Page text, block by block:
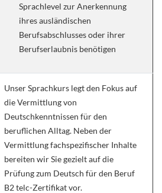
Sprachlevel zur Anerkennung
ihres ausländischen
Berufsabschlusses oder ihrer
Berufserlaubnis benötigen
Unser Sprachkurs legt den Fokus auf
die Vermittlung von
Deutschkenntnissen für den
beruflichen Alltag. Neben der
Vermittlung fachspezifischer Inhalte
bereiten wir Sie gezielt auf die
Prüfung zum Deutsch für den Beruf
B2 telc-Zertifikat vor.